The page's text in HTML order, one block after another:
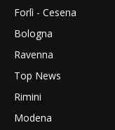
Forlì - Cesena
Bologna
Ravenna
Top News
Rimini
Modena